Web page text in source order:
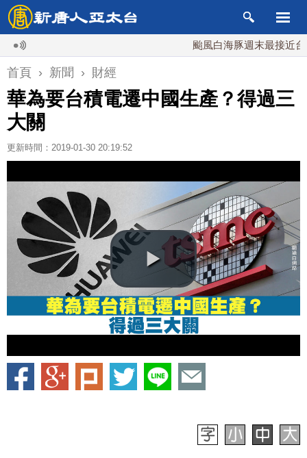
颱風白海豚週末最接近台灣 最
首頁 › 新聞 › 財經
華為要台積電遷中國生產？得過三
大關
更新時間：2019-01-30 20:19:52